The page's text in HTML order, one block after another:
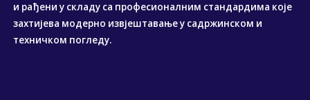
и рађени у складу са професионалним стандардима које
захтијева модерно извјештавање у садржинском и
техничком погледу.